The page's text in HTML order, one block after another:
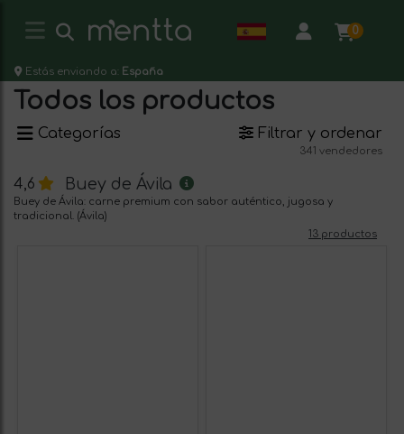
0
Estás enviando a: España
Todos los productos
Categorías Filtrar y ordenar
341 vendedores
4,6 Buey de Ávila
Buey de Ávila: carne premium con sabor auténtico, jugosa y
tradicional. (Ávila)
13 productos